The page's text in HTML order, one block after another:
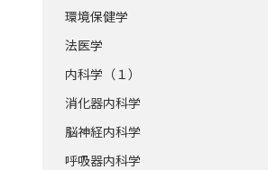
環境保健学
法医学
内科学（１）
消化器内科学
脳神経内科学
呼吸器内科学